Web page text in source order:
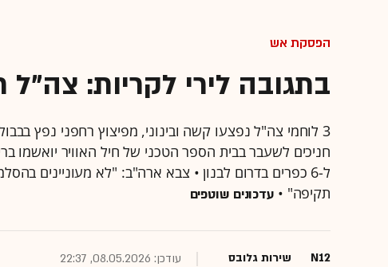
הפסקת אש
בתגובה לירי לקריות: צה"ל
3 לוחמי צה"ל נפצעו קשה ובינוני, מפיצוץ רחפני נפץ
חניכים לשעבר בבית הספר הטכני של חיל האוויר יואשמו
ל-6 כפרים בדרום לבנון • צבא ארה"ב: "לא מעוניינים
תקיפה" •עדכונים שוטפים
N12 שירות גלובס עודכן: 08.05.2026, 22:37